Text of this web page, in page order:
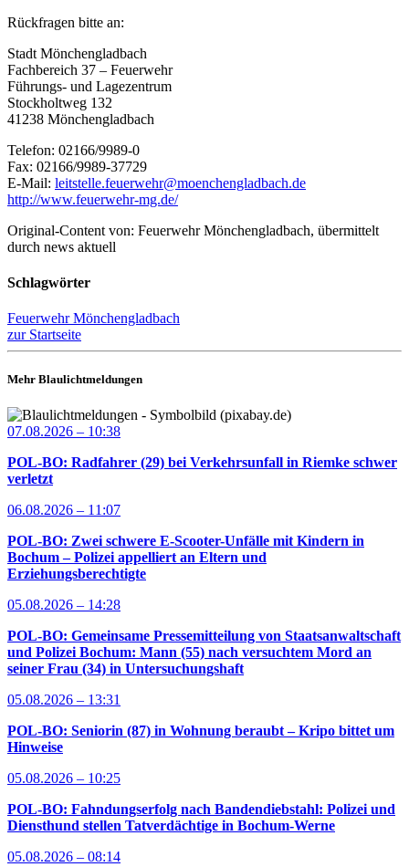
Rückfragen bitte an:
Stadt Mönchengladbach
Fachbereich 37 – Feuerwehr
Führungs- und Lagezentrum
Stockholtweg 132
41238 Mönchengladbach
Telefon: 02166/9989-0
Fax: 02166/9989-37729
E-Mail: leitstelle.feuerwehr@moenchengladbach.de
http://www.feuerwehr-mg.de/
Original-Content von: Feuerwehr Mönchengladbach, übermittelt
durch news aktuell
Schlagwörter
Feuerwehr Mönchengladbach
zur Startseite
Mehr Blaulichtmeldungen
07.08.2026 – 10:38
POL-BO: Radfahrer (29) bei Verkehrsunfall in Riemke schwer
verletzt
06.08.2026 – 11:07
POL-BO: Zwei schwere E-Scooter-Unfälle mit Kindern in
Bochum – Polizei appelliert an Eltern und
Erziehungsberechtigte
05.08.2026 – 14:28
POL-BO: Gemeinsame Pressemitteilung von Staatsanwaltschaft
und Polizei Bochum: Mann (55) nach versuchtem Mord an
seiner Frau (34) in Untersuchungshaft
05.08.2026 – 13:31
POL-BO: Seniorin (87) in Wohnung beraubt – Kripo bittet um
Hinweise
05.08.2026 – 10:25
POL-BO: Fahndungserfolg nach Bandendiebstahl: Polizei und
Diensthund stellen Tatverdächtige in Bochum-Werne
05.08.2026 – 08:14